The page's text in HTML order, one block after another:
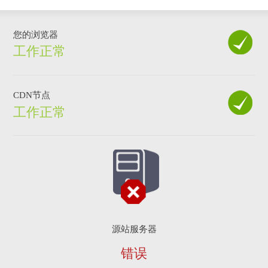
您的浏览器
工作正常
CDN节点
工作正常
源站服务器
错误